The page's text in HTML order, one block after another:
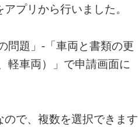
プリから行いました。
問題」-「車両と書類の更
軽車両）」で申請画面に
で、複数を選択できます